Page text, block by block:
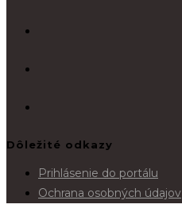
Dôležité odkazy
Prihlásenie do portálu
Ochrana osobných údajov